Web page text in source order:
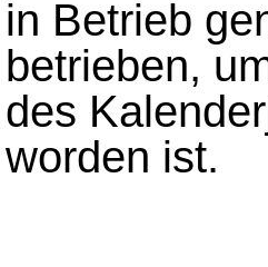
in Betrieb
betrieben,
des
worden ist.